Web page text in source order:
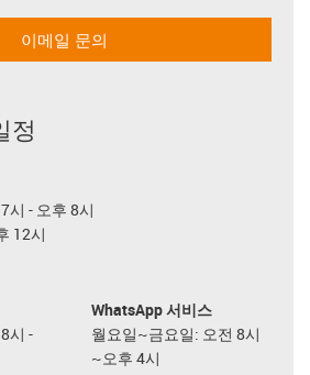
이메일 문의
정
시 - 오후 8시
12시
시 -
WhatsApp 서비스
월요일~금요일: 오전 8시
~오후 4시